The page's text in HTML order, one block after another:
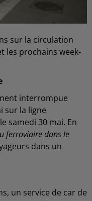
sur la circulation
les prochains week-
interrompue
sur la ligne
samedi 30 mai. En
ferroviaire dans le
dans un
un service de car de